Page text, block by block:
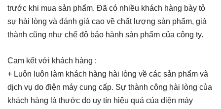
trước khi mua sản phẩm. Đã có nhiều khách hàng bày tỏ
sự hài lòng và đánh giá cao về chất lượng sản phẩm, giá
thành cũng như chế độ bảo hành sản phẩm của công ty.
Cam kết với khách hàng :
+ Luôn luôn làm khách hàng hài lòng về các sản phẩm và
dịch vụ do điện máy cung cấp. Sự thành công hài lòng của
khách hàng là thước đo uy tín hiệu quả của điện máy